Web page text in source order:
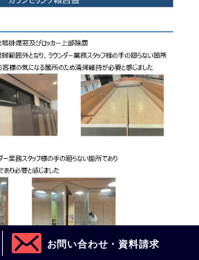
お問い合わせ・資料請求